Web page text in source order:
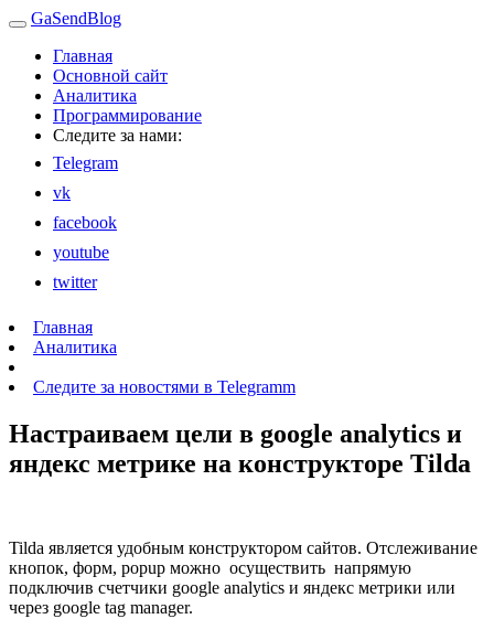
GaSendBlog
Главная
Основной сайт
Аналитика
Программирование
Следите за нами:
Telegram
vk
facebook
youtube
twitter
Главная
Аналитика
Следите за новостями в Telegramm
Настраиваем цели в google analytics и
яндекс метрике на конструкторе Tilda
Tilda является удобным конструктором сайтов. Отслеживание
кнопок, форм, popup можно осуществить напрямую
подключив счетчики google analytics и яндекс метрики или
через google tag manager.